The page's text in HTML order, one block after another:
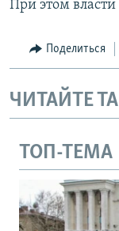
При этом
Поделиться
ЧИТАЙТЕ
ТОП-ТЕМА